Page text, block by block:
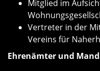
Mitglied im
Vertreter in der
Vereins für
Ehrenämter und